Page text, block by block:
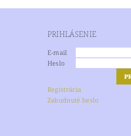
Vložením
PRIHLÁSENIE
E-mail
Heslo
Registrácia
Zabudnuté heslo